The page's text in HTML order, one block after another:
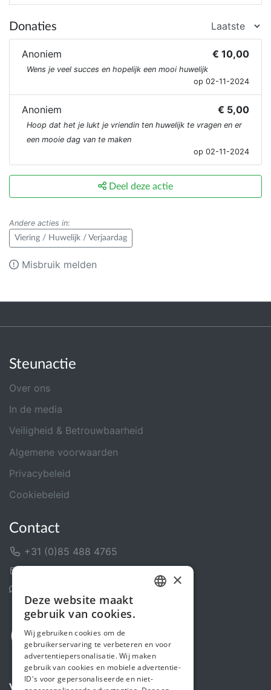
Donaties
Anoniem € 10,00
Wens je veel succes en hopelijk een mooi huwelijk
op 02-11-2024
Anoniem € 5,00
Hoop dat het je lukt je vriendin ten huwelijk te vragen en er
een mooie dag van te maken
op 02-11-2024
Deel deze actie
Andere acties in:
Viering / Huwelijk / Verjaardag
Misbruik melden
Steunactie
Over ons
In de media
Veiligheid & Betrouwbaarheid
Algemene voorwaarden
Privacybeleid
Cookiebeleid
Contact
+31 (0)85 488 4765
ENGLISH
×
Deze website maakt
gebruik van cookies.
Wij gebruiken cookies om de
gebruikerservaring te verbeteren en voor
advertentiepersonalisatie. Wij maken
gebruik van cookies en mobiele advertentie-
ID's voor gepersonaliseerde en niet-